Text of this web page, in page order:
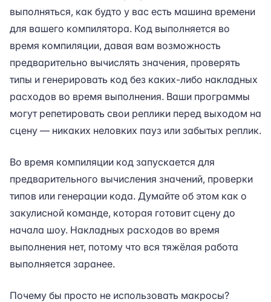
выполняться, как будто у вас есть машина времени
для вашего компилятора. Код выполняется во
время компиляции, давая вам возможность
предварительно вычислять значения, проверять
типы и генерировать код без каких-либо накладных
расходов во время выполнения. Ваши программы
могут репетировать свои реплики перед выходом на
сцену — никаких неловких пауз или забытых реплик.
Во время компиляции код запускается для
предварительного вычисления значений, проверки
типов или генерации кода. Думайте об этом как о
закулисной команде, которая готовит сцену до
начала шоу. Накладных расходов во время
выполнения нет, потому что вся тяжёлая работа
выполняется заранее.
Почему бы просто не использовать макросы?